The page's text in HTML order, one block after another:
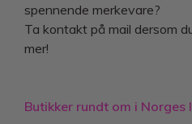
spennende merkevare?
Ta kontakt på mail dersom
mer!
Butikker rundt om i Norges